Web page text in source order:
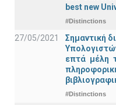
best new
#Distinctions
27/05/2021
Σημαντική
επτά μέλη
#Distinctions